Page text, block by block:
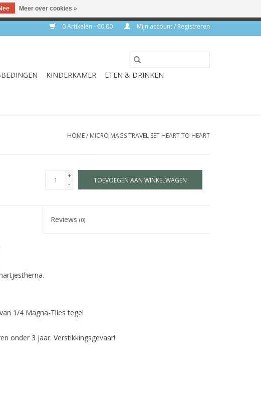
0 Artikelen - €0,00 Mijn account / Registreren
KINDERKAMER
ETEN & DRINKEN
HOME/ MICRO MAGS TRAVEL SET HEART TO HEART
+
-
TOEVOEGEN AAN WINKELWAGEN
Reviews(0)
1/4 Magna-Tiles tegel
onder 3 jaar. Verstikkingsgevaar!
Meer over cookies »
1-3 werkdagen